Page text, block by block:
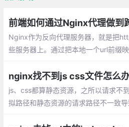
前端如何通过Nginx代理做到
Nginx作为反向代理服务器，就是把
些服务器上。通过把本地一个url前缀
务器上的一个url
nginx找不到js css文件怎么
js、css都算静态资源，之所以请求不
拟路径和静态资源的请求路径不一致